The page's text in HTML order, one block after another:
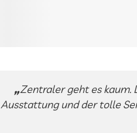
Zentraler geht es kaum.
Ausstattung und der tolle